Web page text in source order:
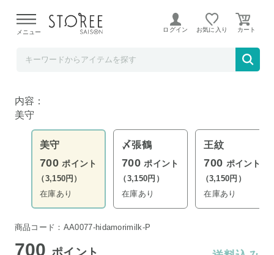
よる配送遅延が発生しております。
メニュー ログイン お気に入り
新潟地酒ハンドミルク 美守 50ml
内容：
美守
美守
700 ポイント
（3,150円）
在庫あり
〆張鶴
700 ポイント
（3,150円）
在庫あり
王紋
700 ポイント
（3,150円）
在庫あり
商品コード：AA0077-hidamorimilk-P
700ポイント